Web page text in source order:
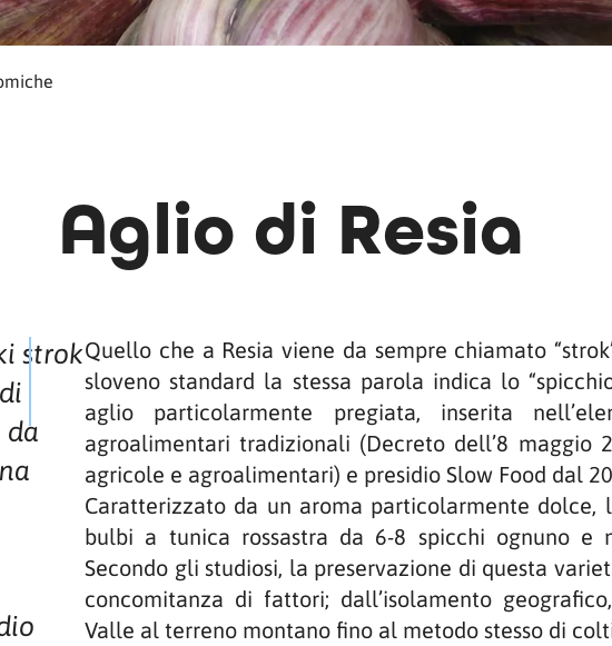
Aglio di Resia
strok
da
Quello che a Resia viene da sempre chiamato
sloveno standard la stessa parola indica lo
aglio particolarmente pregiata, inserita
agroalimentari tradizionali (Decreto dell’8 maggio
agricole e agroalimentari) e presidio Slow Food dal
Caratterizzato da un aroma particolarmente dolce,
bulbi a tunica rossastra da 6-8 spicchi ognuno e
Secondo gli studiosi, la preservazione di questa
concomitanza di fattori; dall’isolamento
Valle al terreno montano fino al metodo stesso di